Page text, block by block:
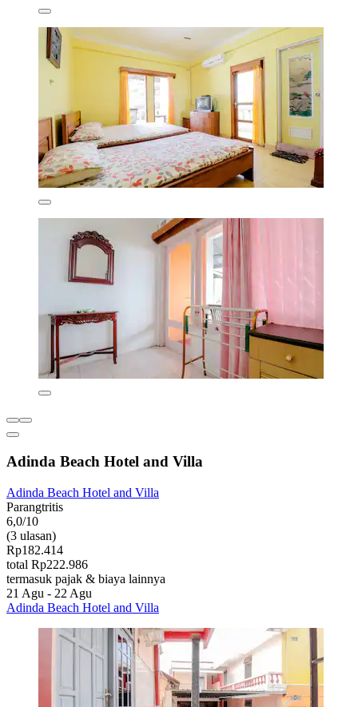
Adinda Beach Hotel and Villa
Adinda Beach Hotel and Villa
Parangtritis
6,0/10
(3 ulasan)
Rp182.414
total Rp222.986
termasuk pajak & biaya lainnya
21 Agu - 22 Agu
Adinda Beach Hotel and Villa